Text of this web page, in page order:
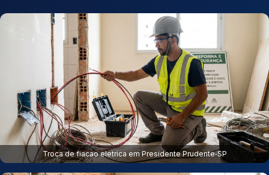
Troca de fiacao eletrica em Presidente Prudente‑SP